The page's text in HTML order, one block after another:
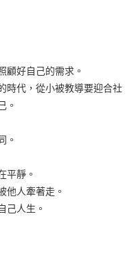
費
顧好自己的需求。
時代，從小被教導要迎合社
。
。
平靜。
他人牽著走。
己人生。